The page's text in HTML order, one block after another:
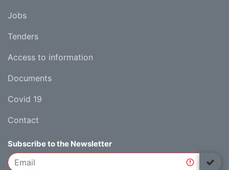
Jobs
Tenders
Access to information
Documents
Covid 19
Contact
Subscribe to the Newsletter